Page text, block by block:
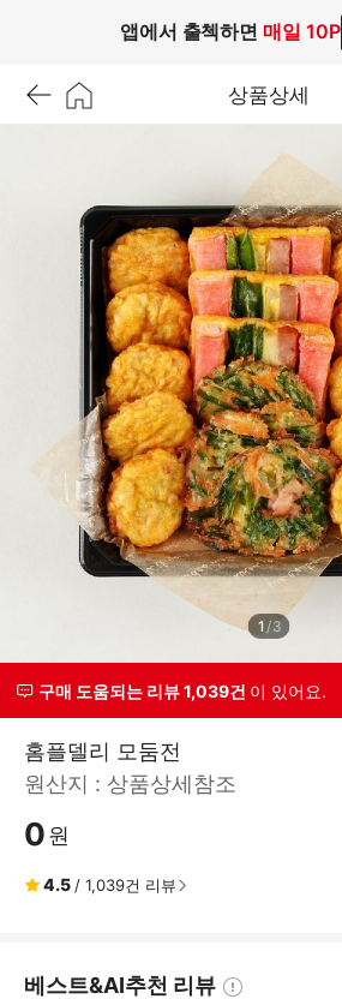
앱에서 출첵하면 매일 10P
상품상세
1 /3
구매 도움되는 리뷰 1,039건 이 있어요.
홈플델리 모둠전
원산지 : 상품상세참조
0원
4.5 / 1,039건 리뷰
베스트&AI추천 리뷰